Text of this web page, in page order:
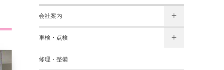
会社案内
車検・点検
修理・整備